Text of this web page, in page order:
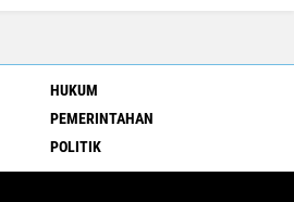
HUKUM
PEMERINTAHAN
POLITIK